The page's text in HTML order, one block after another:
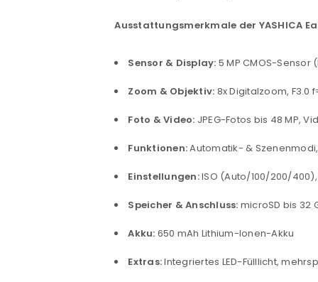
ANMELDEN
Benutzername oder E-Mail-
Passwort*
Anmeldeformular
ANMELDEN
PASSWORT VERGESSEN?
Ausstattungsmerkmale der YASHICA
Sensor & Display: 5 MP CMOS-Sensor
Zoom & Objektiv: 8x Digitalzoom, F3.0
Foto & Video: JPEG-Fotos bis 48 MP,
Funktionen:Automatik- &
Einstellungen:ISO (Auto/100/200/
Speicher & Anschluss: microSD bis 32
Akku: 650 mAh Lithium-Ionen-Akku
Extras:Integriertes LED-Fülllicht,